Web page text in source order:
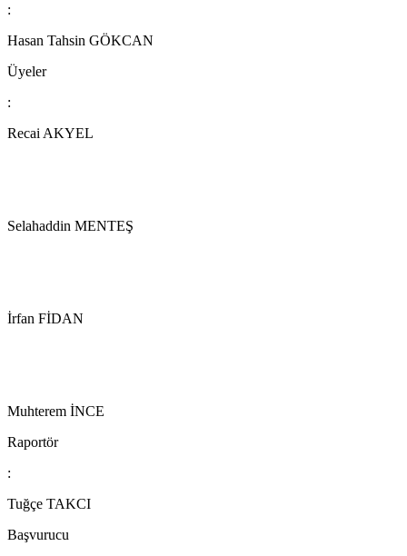
:
Hasan Tahsin GÖKCAN
Üyeler
:
Recai AKYEL
Selahaddin MENTEŞ
İrfan FİDAN
Muhterem İNCE
Raportör
:
Tuğçe TAKCI
Başvurucu